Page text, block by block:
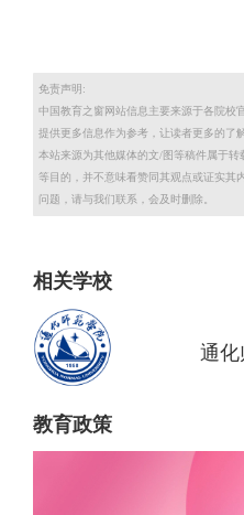
免责声明:
中国教育之窗网站信息主要来源于各院校
提供更多信息作为参考，让读者更多的了
本站来源为其他媒体的文/图等稿件属于
等目的，并不意味看赞同其观点或证实其
问题，请与我们联系，会及时删除。
相关学校
通化
教育政策